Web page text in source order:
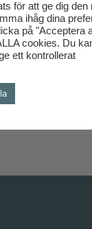
för att ge dig den
ihåg dina
på "Acceptera
cookies. Du
ett kontrollerat